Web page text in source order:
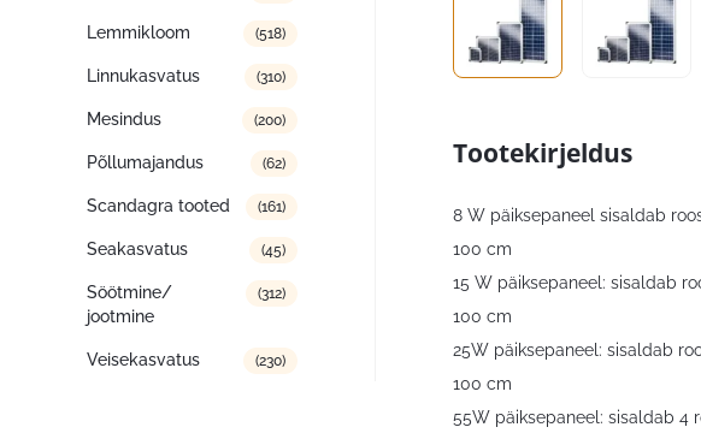
Lemmikloom (518)
Linnukasvatus (310)
Mesindus (200)
Põllumajandus (62)
Scandagra tooted (161)
Seakasvatus (45)
Söötmine/
jootmine
(312)
Veisekasvatus (230)
Tootekirjeldus
8 W päiksepaneel sisaldab
100 cm
15 W päiksepaneel: sisaldab
100 cm
25W päiksepaneel: sisaldab
100 cm
55W päiksepaneel: sisaldab 4